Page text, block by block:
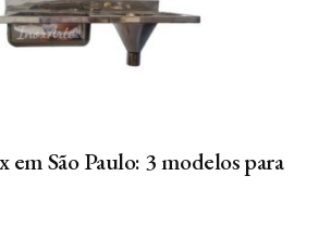
São Paulo: 3 modelos para